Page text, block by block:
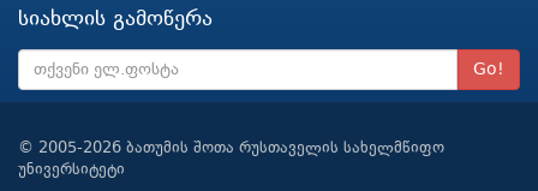
სიახლის გამოწერა
Go!
© 2005-2026 ბათუმის შოთა რუსთაველის სახელმწიფო
უნივერსიტეტი